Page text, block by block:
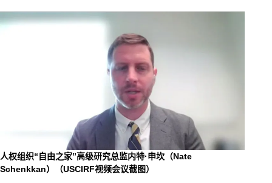
人权组织“自由之家”高级研究总监内特·申坎（Nate
Schenkkan）（USCIRF视频会议截图）